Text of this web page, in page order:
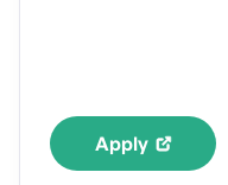
Apply